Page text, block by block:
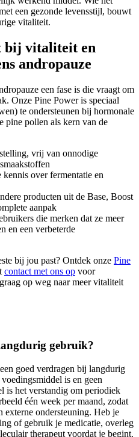
een gezonde levensstijl, bouwt
vitaliteit.
bij vitaliteit en
andropauze
een fase is die vraagt om
Onze Pine Power is speciaal
te ondersteunen bij hormonale
pine pollen als kern van de
vrij van onnodige
kennis over fermentatie en
producten uit de Base, Boost
aanpak
die merken dat ze meer
en een verbeterde
bij jou past? Ontdek onze Pine
contact met ons op voor
op weg naar meer vitaliteit
gebruik?
goed verdragen bij langdurig
is en geen
is het verstandig om periodiek
één week per maand, zodat
externe ondersteuning. Heb je
of gebruik je medicatie, overleg
therapeut voordat je begint.